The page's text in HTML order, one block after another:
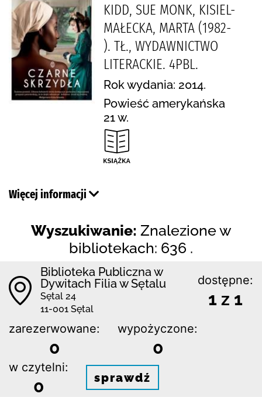
KIDD, SUE MONK, KISIEL-
MAŁECKA, MARTA (1982-
). TŁ., WYDAWNICTWO
LITERACKIE. 4PBL.
Rok wydania: 2014.
Powieść amerykańska
21 w.
Więcej informacji
Wyszukiwanie: Znalezione w
bibliotekach: 636 .
Biblioteka Publiczna w
Dywitach Filia w Sętalu
Sętal 24
11-001 Sętal
dostępne:
1 z 1
zarezerwowane:
0
wypożyczone:
0
w czytelni:
0 sprawdź